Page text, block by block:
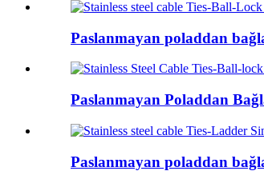
Paslanmayan poladdan
Paslanmayan Poladdan
Paslanmayan poladdan